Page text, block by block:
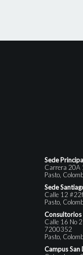
Sede
Carrera 20A
Pasto,
Sede
Calle 12
Pasto,
Consultorios
Calle 16 No
7200352
Pasto,
Campus San